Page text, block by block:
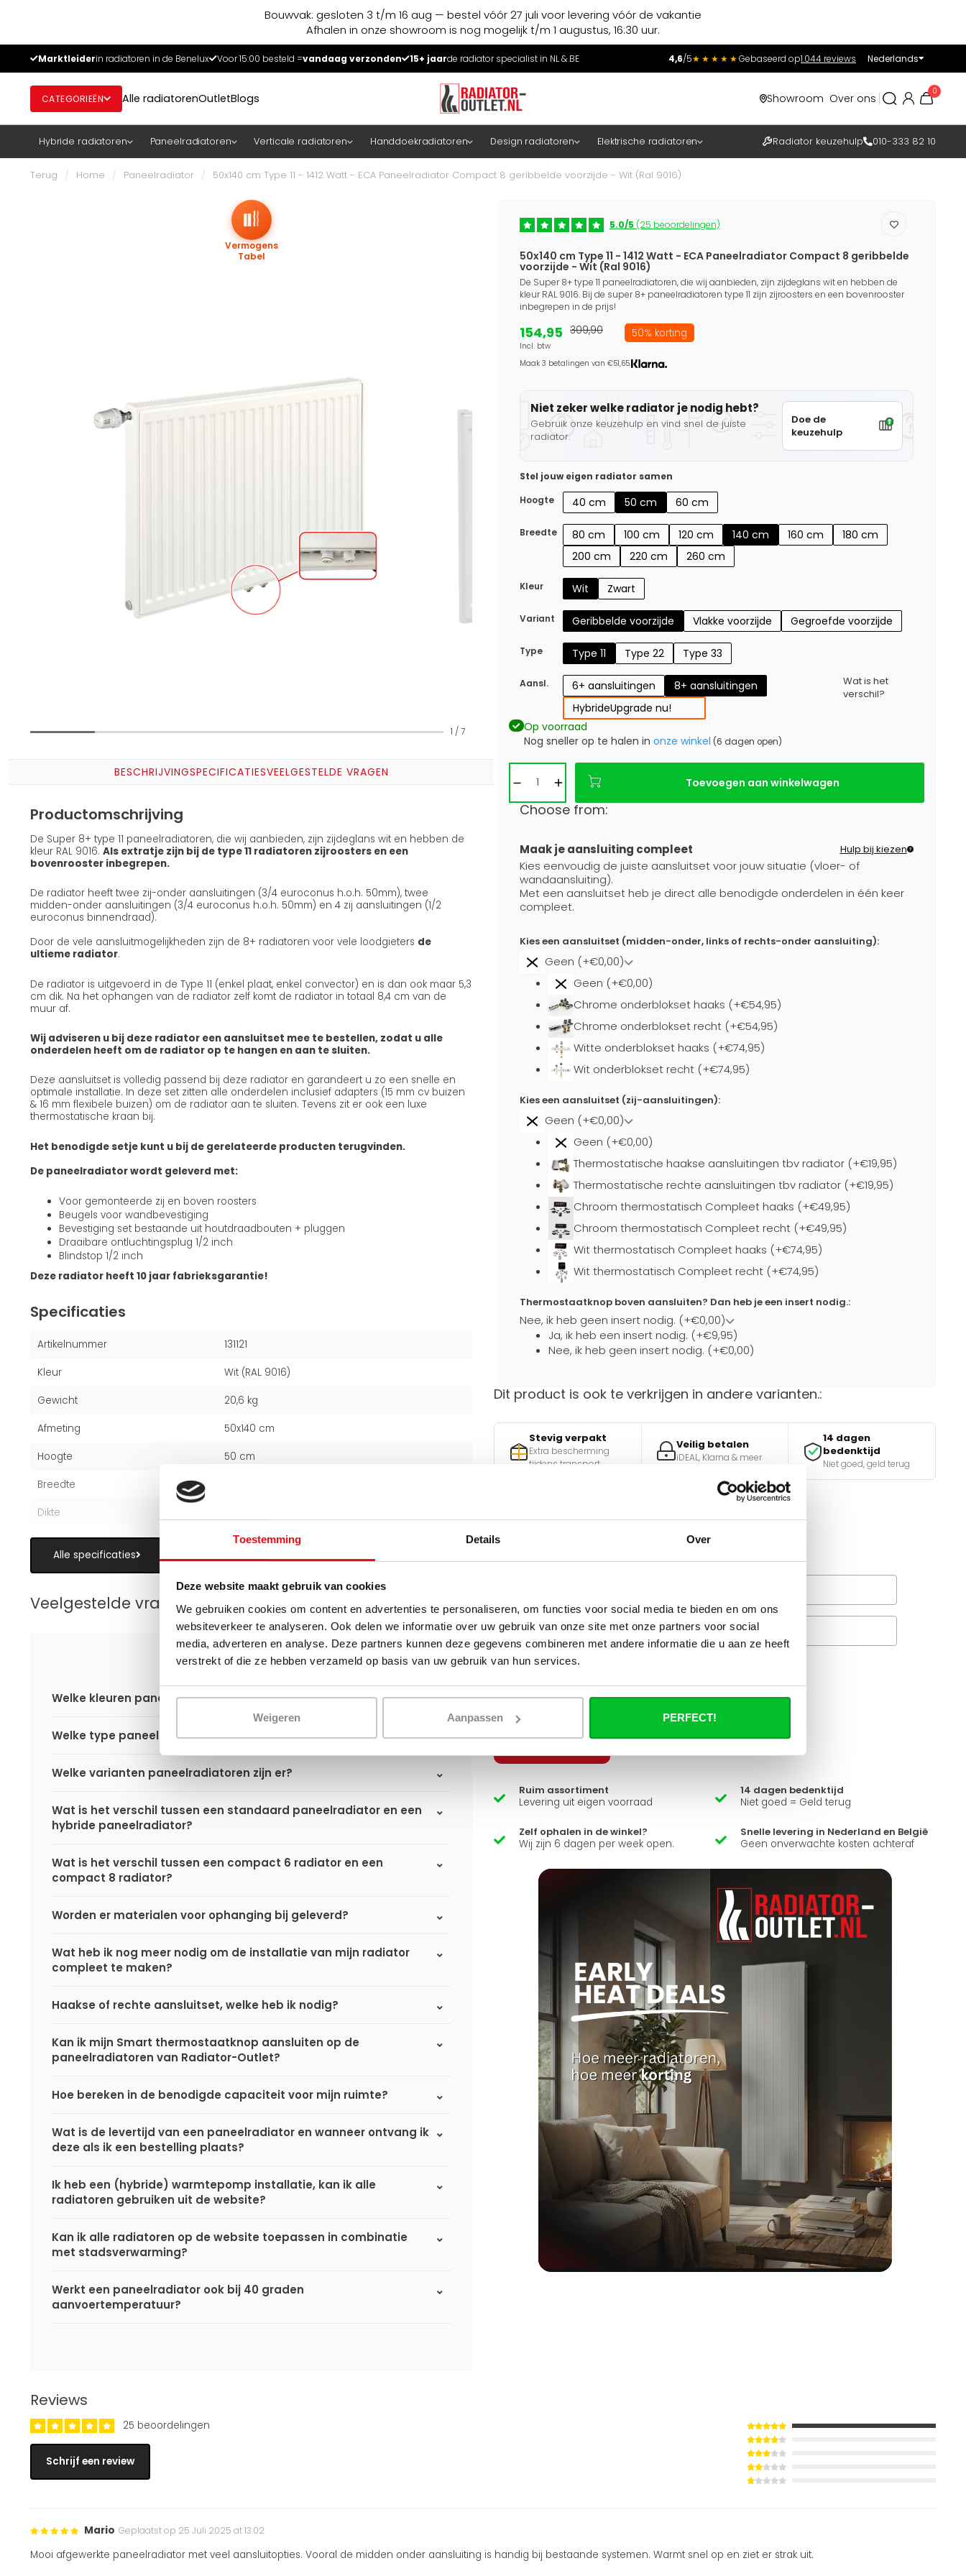
Toestemming Details Over
Deze website maakt gebruik van cookies
We gebruiken cookies om content en advertenties te personaliseren, om functies voor social media te bieden en om ons
websiteverkeer te analyseren. Ook delen we informatie over uw gebruik van onze site met onze partners voor social
media, adverteren en analyse. Deze partners kunnen deze gegevens combineren met andere informatie die u aan ze heeft
verstrekt of die ze hebben verzameld op basis van uw gebruik van hun services.
Weigeren Aanpassen PERFECT!
Bouwvak: gesloten 3 t/m 16 aug — bestel vóór 27 juli voor levering vóór de vakantie
Afhalen in onze showroom is nog mogelijk t/m 1 augustus, 16:30 uur.
Marktleiderin radiatoren in de Benelux Voor 15:00 besteld =vandaag verzonden 15+ jaarde radiator specialist in NL & BE 4,6/5★★★★★Gebaseerd op1.044 reviews Nederlands
CATEGORIEËN Alle radiatorenOutletBlogs Showroom Over ons
0
Hybride radiatoren Paneelradiatoren Verticale radiatoren Handdoekradiatoren Design radiatoren Elektrische radiatoren Radiator keuzehulp 010-333 82 10
Terug / Home / Paneelradiator / 50x140 cm Type 11 - 1412 Watt - ECA Paneelradiator Compact 8 geribbelde voorzijde - Wit (Ral 9016)
Vermogens
Tabel
1 /7
BESCHRIJVINGSPECIFICATIESVEELGESTELDE VRAGEN
Productomschrijving
De Super 8+ type 11 paneelradiatoren, die wij aanbieden, zijn zijdeglans wit en hebben de
kleur RAL 9016. Als extratje zijn bij de type 11 radiatoren zijroosters en een
bovenrooster inbegrepen.
De radiator heeft twee zij-onder aansluitingen (3/4 euroconus h.o.h. 50mm), twee
midden-onder aansluitingen (3/4 euroconus h.o.h. 50mm) en 4 zij aansluitingen (1/2
euroconus binnendraad).
Door de vele aansluitmogelijkheden zijn de 8+ radiatoren voor vele loodgieters de
ultieme radiator.
De radiator is uitgevoerd in de Type 11 (enkel plaat, enkel convector) en is dan ook maar 5,3
cm dik. Na het ophangen van de radiator zelf komt de radiator in totaal 8,4 cm van de
muur af.
Wij adviseren u bij deze radiator een aansluitset mee te bestellen, zodat u alle
onderdelen heeft om de radiator op te hangen en aan te sluiten.
Deze aansluitset is volledig passend bij deze radiator en garandeert u zo een snelle en
optimale installatie. In deze set zitten alle onderdelen inclusief adapters (15 mm cv buizen
& 16 mm flexibele buizen) om de radiator aan te sluiten. Tevens zit er ook een luxe
thermostatische kraan bij.
Het benodigde setje kunt u bij de gerelateerde producten terugvinden.
De paneelradiator wordt geleverd met:
Voor gemonteerde zij en boven roosters
Beugels voor wandbevestiging
Bevestiging set bestaande uit houtdraadbouten + pluggen
Draaibare ontluchtingsplug 1/2 inch
Blindstop 1/2 inch
Deze radiator heeft 10 jaar fabrieksgarantie!
Specificaties
Artikelnummer 131121
Kleur Wit (RAL 9016)
Gewicht 20,6 kg
Afmeting 50x140 cm
Hoogte 50 cm
Breedte
Dikte
Alle specificaties
Veelgestelde vragen over paneelradiatoren
Welke kleuren paneelradiatoren zijn er?
Welke type paneelradiatoren zijn er?
Welke varianten paneelradiatoren zijn er?
Wat is het verschil tussen een standaard paneelradiator en een
hybride paneelradiator?
Wat is het verschil tussen een compact 6 radiator en een
compact 8 radiator?
Worden er materialen voor ophanging bij geleverd?
Wat heb ik nog meer nodig om de installatie van mijn radiator
compleet te maken?
Haakse of rechte aansluitset, welke heb ik nodig?
Kan ik mijn Smart thermostaatknop aansluiten op de
paneelradiatoren van Radiator-Outlet?
Hoe bereken in de benodigde capaciteit voor mijn ruimte?
Wat is de levertijd van een paneelradiator en wanneer ontvang ik
deze als ik een bestelling plaats?
Ik heb een (hybride) warmtepomp installatie, kan ik alle
radiatoren gebruiken uit de website?
Kan ik alle radiatoren op de website toepassen in combinatie
met stadsverwarming?
Werkt een paneelradiator ook bij 40 graden
aanvoertemperatuur?
5.0/5 (25 beoordelingen)
50x140 cm Type 11 - 1412 Watt - ECA Paneelradiator Compact 8 geribbelde
voorzijde - Wit (Ral 9016)
De Super 8+ type 11 paneelradiatoren, die wij aanbieden, zijn zijdeglans wit en hebben de
kleur RAL 9016. Bij de super 8+ paneelradiatoren type 11 zijn zijroosters en een bovenrooster
inbegrepen in de prijs!
154,95
Incl. btw
309,90 50% korting
Maak 3 betalingen van €51,65.
Niet zeker welke radiator je nodig hebt?
Gebruik onze keuzehulp en vind snel de juiste
radiator.
Doe de
keuzehulp
Stel jouw eigen radiator samen
Hoogte
40 cm 50 cm 60 cm
Breedte 80 cm 100 cm 120 cm 140 cm 160 cm
180 cm
200 cm
220 cm 260 cm
Kleur Wit Zwart
Variant Geribbelde voorzijde Vlakke voorzijde Gegroefde voorzijde
Type Type 11 Type 22 Type 33
Aansl. 6+ aansluitingen
8+ aansluitingen
HybrideUpgrade nu!
Wat is het
verschil?
Op voorraad
Nog sneller op te halen in onze winkel (6 dagen open)
Toevoegen aan winkelwagen
Choose from:
Maak je aansluiting compleet Hulp bij kiezen
Kies eenvoudig de juiste aansluitset voor jouw situatie (vloer- of
wandaansluiting).
Met een aansluitset heb je direct alle benodigde onderdelen in één keer
compleet.
Kies een aansluitset (midden-onder, links of rechts-onder aansluiting):
Geen (+€0,00)
Geen (+€0,00)
Chrome onderblokset haaks (+€54,95)
Chrome onderblokset recht (+€54,95)
Witte onderblokset haaks (+€74,95)
Wit onderblokset recht (+€74,95)
Kies een aansluitset (zij-aansluitingen):
Geen (+€0,00)
Geen (+€0,00)
Thermostatische haakse aansluitingen tbv radiator (+€19,95)
Thermostatische rechte aansluitingen tbv radiator (+€19,95)
Chroom thermostatisch Compleet haaks (+€49,95)
Chroom thermostatisch Compleet recht (+€49,95)
Wit thermostatisch Compleet haaks (+€74,95)
Wit thermostatisch Compleet recht (+€74,95)
Thermostaatknop boven aansluiten? Dan heb je een insert nodig.:
Nee, ik heb geen insert nodig. (+€0,00)
Ja, ik heb een insert nodig. (+€9,95)
Nee, ik heb geen insert nodig. (+€0,00)
Dit product is ook te verkrijgen in andere varianten.:
Stevig verpakt
Extra bescherming
tijdens transport
Veilig betalen
iDEAL, Klarna & meer
14 dagen
bedenktijd
Niet goed, geld terug
Hulp nodig bij het maken van de juiste keuze?
Gebruik een van onze handige tools.
A Veelgestelde vragen
Heb je een vraag over dit product ?
Ruim assortiment
Levering uit eigen voorraad
14 dagen bedenktijd
Niet goed = Geld terug
Zelf ophalen in de winkel?
Wij zijn 6 dagen per week open.
Snelle levering in Nederland en België
Geen onverwachte kosten achteraf
Reviews
25 beoordelingen
Schrijf een review
Mario Geplaatst op 25 Juli 2025 at 13:02
Mooi afgewerkte paneelradiator met veel aansluitopties. Vooral de midden onder aansluiting is handig bij bestaande systemen. Warmt snel op en ziet er strak uit.